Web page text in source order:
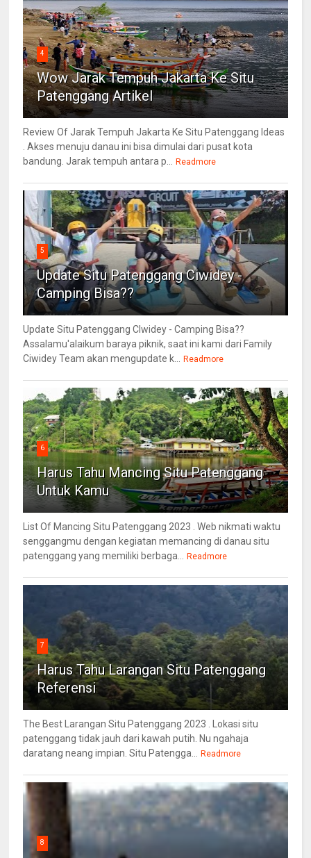
4
Wow Jarak Tempuh Jakarta Ke Situ
Patenggang Artikel
Review Of Jarak Tempuh Jakarta Ke Situ Patenggang Ideas
. Akses menuju danau ini bisa dimulai dari pusat kota
bandung. Jarak tempuh antara p...
Readmore
5
Update Situ Patenggang Ciwidey -
Camping Bisa??
Update Situ Patenggang CIwidey - Camping Bisa??
Assalamu'alaikum baraya piknik, saat ini kami dari Family
Ciwidey Team akan mengupdate k...
Readmore
6
Harus Tahu Mancing Situ Patenggang
Untuk Kamu
List Of Mancing Situ Patenggang 2023 . Web nikmati waktu
senggangmu dengan kegiatan memancing di danau situ
patenggang yang memiliki berbaga...
Readmore
7
Harus Tahu Larangan Situ Patenggang
Referensi
The Best Larangan Situ Patenggang 2023 . Lokasi situ
patenggang tidak jauh dari kawah putih. Nu ngahaja
daratang neang impian. Situ Patengga...
Readmore
8